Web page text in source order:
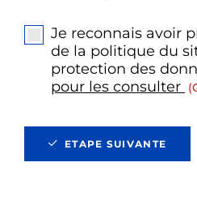
Je reconnais avoir
de la politique du
protection des
pour les consulter
ETAPE SUIVANTE